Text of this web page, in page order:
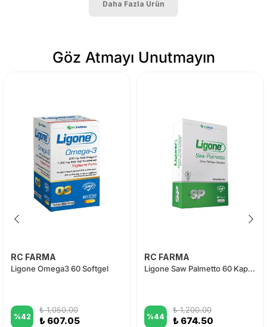
Daha Fazla Ürün
Göz Atmayı Unutmayın
RC FARMA
Ligone Omega3 60 Softgel
%42
₺ 1,050.00
₺ 607.05
RC FARMA
Ligone Saw Palmetto 60 Kapsül
%44
₺ 1,200.00
₺ 674.50